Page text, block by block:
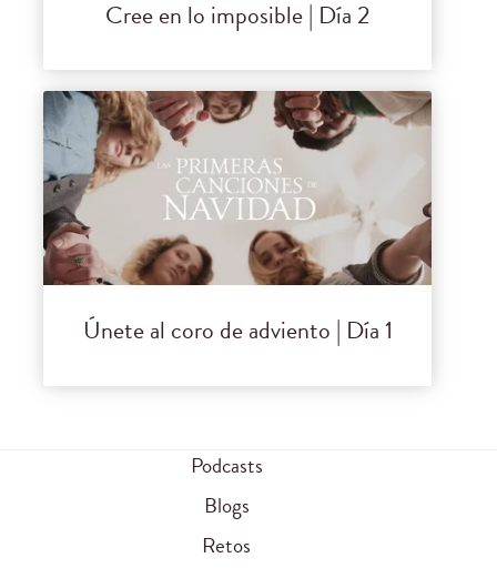
Cree en lo imposible | Día 2
Únete al coro de adviento | Día 1
Podcasts
Blogs
Retos